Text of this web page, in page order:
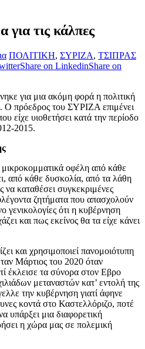
για τις κάλπες
ΠΟΛΙΤΙΚΗ, ΣΥΡΙΖΑ, ΤΣΙΠΡΑΣ
Share on LinkedinShare on
για μια ακόμη φορά η πολιτική
Ο πρόεδρος του ΣΥΡΙΖΑ επιμένει
είχε υιοθετήσει κατά την περίοδο
2015.
μικροκομματικά οφέλη από κάθε
από κάθε δυσκολία, από τα λάθη
να καταθέσει συγκεκριμένες
ζητήματα που απασχολούν
γενικολογίες ότι η κυβέρνηση
και πως εκείνος θα τα είχε κάνει
και χρησιμοποιεί πανομοιότυπη
Μάρτιος του 2020 όταν
έκλεισε τα σύνορα στον Εβρο
μεταναστών κατ’ εντολή της
την κυβέρνηση γιατί άφηνε
κοντά στο Καστελλόριζο, ποτέ
υπάρξει μια διαφορετική
η χώρα μας σε πολεμική